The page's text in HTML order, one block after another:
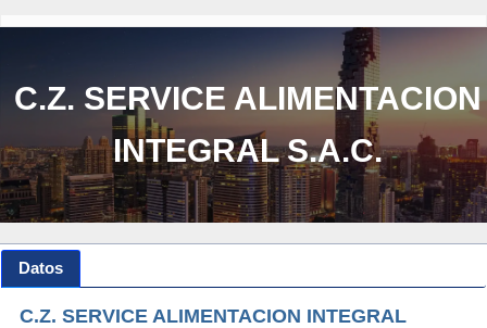
C.Z. SERVICE ALIMENTACION
INTEGRAL S.A.C.
Datos
C.Z. SERVICE ALIMENTACION INTEGRAL